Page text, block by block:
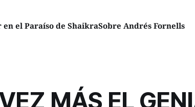
en el Paraíso de ShaikraSobre Andrés Fornells
MÁS EL